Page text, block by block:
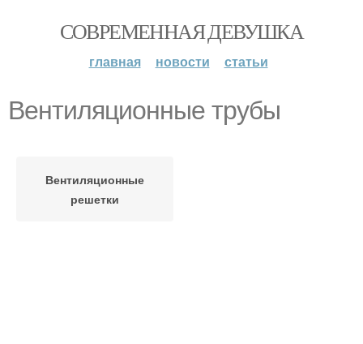
СОВРЕМЕННАЯ ДЕВУШКА
главная новости статьи
Вентиляционные трубы
Вентиляционные
решетки